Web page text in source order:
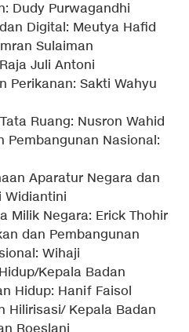
Dudy Purwagandhi
Digital: Meutya Hafid
Sulaiman
Juli Antoni
Perikanan: Sakti Wahyu
Ruang: Nusron Wahid
Pembangunan Nasional:
Aparatur Negara dan
Widiantini
Milik Negara: Erick Thohir
dan Pembangunan
Wihaji
Kepala Badan
Hidup: Hanif Faisol
Hilirisasi/ Kepala Badan